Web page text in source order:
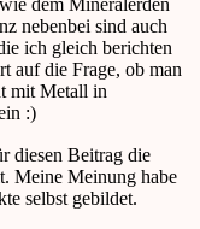
dem Mineralerden
nebenbei sind auch
ich gleich berichten
auf die Frage, ob man
mit Metall in
:)
diesen Beitrag die
Meine Meinung habe
selbst gebildet.